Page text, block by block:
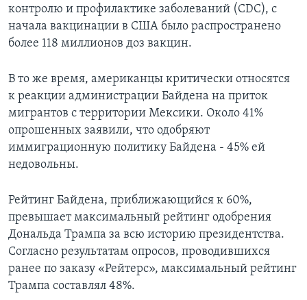
контролю и профилактике заболеваний (CDC), с
начала вакцинации в США было распространено
более 118 миллионов доз вакцин.
В то же время, американцы критически относятся
к реакции администрации Байдена на приток
мигрантов с территории Мексики. Около 41%
опрошенных заявили, что одобряют
иммиграционную политику Байдена - 45% ей
недовольны.
Рейтинг Байдена, приближающийся к 60%,
превышает максимальный рейтинг одобрения
Дональда Трампа за всю историю президентства.
Согласно результатам опросов, проводившихся
ранее по заказу «Рейтерс», максимальный рейтинг
Трампа составлял 48%.